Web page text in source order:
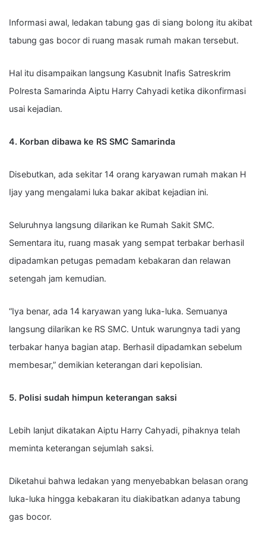
Informasi awal, ledakan tabung gas di siang bolong itu akibat
tabung gas bocor di ruang masak rumah makan tersebut.
Hal itu disampaikan langsung Kasubnit Inafis Satreskrim
Polresta Samarinda Aiptu Harry Cahyadi ketika dikonfirmasi
usai kejadian.
4. Korban dibawa ke RS SMC Samarinda
Disebutkan, ada sekitar 14 orang karyawan rumah makan H
Ijay yang mengalami luka bakar akibat kejadian ini.
Seluruhnya langsung dilarikan ke Rumah Sakit SMC.
Sementara itu, ruang masak yang sempat terbakar berhasil
dipadamkan petugas pemadam kebakaran dan relawan
setengah jam kemudian.
“Iya benar, ada 14 karyawan yang luka-luka. Semuanya
langsung dilarikan ke RS SMC. Untuk warungnya tadi yang
terbakar hanya bagian atap. Berhasil dipadamkan sebelum
membesar,” demikian keterangan dari kepolisian.
5. Polisi sudah himpun keterangan saksi
Lebih lanjut dikatakan Aiptu Harry Cahyadi, pihaknya telah
meminta keterangan sejumlah saksi.
Diketahui bahwa ledakan yang menyebabkan belasan orang
luka-luka hingga kebakaran itu diakibatkan adanya tabung
gas bocor.